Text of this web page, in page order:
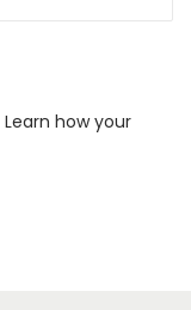
Learn how your